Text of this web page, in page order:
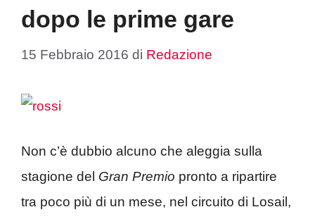
dopo le prime gare
15 Febbraio 2016 di Redazione
Non c’è dubbio alcuno che aleggia sulla
stagione del Gran Premio pronto a ripartire
tra poco più di un mese, nel circuito di Losail,